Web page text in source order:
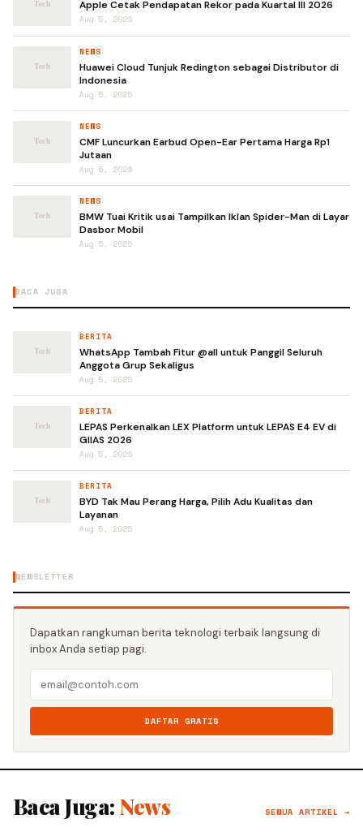
Apple Cetak Pendapatan Rekor pada Kuartal III 2026
Aug 5, 2026
NEWS
Huawei Cloud Tunjuk Redington sebagai Distributor di
Indonesia
Aug 5, 2026
NEWS
CMF Luncurkan Earbud Open-Ear Pertama Harga Rp1
Jutaan
Aug 5, 2026
NEWS
BMW Tuai Kritik usai Tampilkan Iklan Spider-Man di Layar
Dasbor Mobil
Aug 5, 2026
BACA JUGA
BERITA
WhatsApp Tambah Fitur @all untuk Panggil Seluruh
Anggota Grup Sekaligus
Aug 5, 2026
BERITA
LEPAS Perkenalkan LEX Platform untuk LEPAS E4 EV di
GIIAS 2026
Aug 5, 2026
BERITA
BYD Tak Mau Perang Harga, Pilih Adu Kualitas dan
Layanan
Aug 5, 2026
NEWSLETTER
Dapatkan rangkuman berita teknologi terbaik langsung di
inbox Anda setiap pagi.
DAFTAR GRATIS
Baca Juga: News SEMUA ARTIKEL →